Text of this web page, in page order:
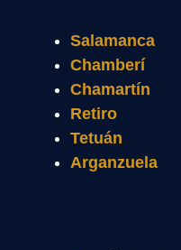
Salamanca
Chamberí
Chamartín
Retiro
Tetuán
Arganzuela